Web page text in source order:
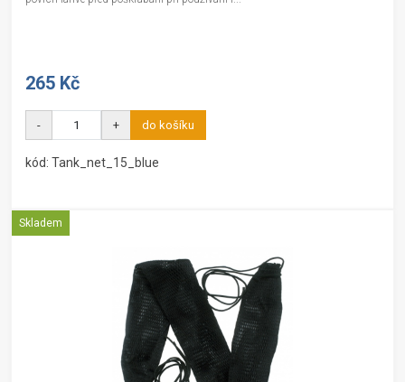
265 Kč
- + do košíku
kód: Tank_net_15_blue
Skladem